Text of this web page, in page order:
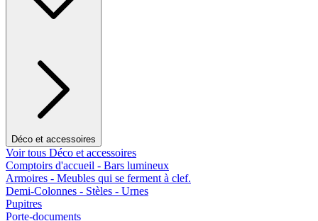
Déco et accessoires
Voir tous Déco et accessoires
Comptoirs d'accueil - Bars lumineux
Armoires - Meubles qui se ferment à clef.
Demi-Colonnes - Stèles - Urnes
Pupitres
Porte-documents